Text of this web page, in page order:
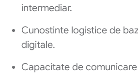
intermediar.
Cunostinte logistice de
digitale.
Capacitate de comunicare